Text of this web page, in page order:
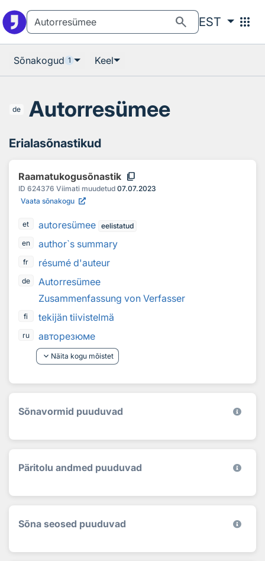
search EST apps
Sõnakogud 1 Keel
de Autorresümee
Erialasõnastikud
Raamatukogusõnastik content_copy
ID 624376 Viimati muudetud 07.07.2023
Vaata sõnakogu
et autoresümee eelistatud
en
author`s summary
fr résumé d'auteur
de
Autorresümee
Zusammenfassung von Verfasser
fi tekijän tiivistelmä
ru
авторезюме
keyboard_arrow_down Näita kogu mõistet
Sõnavormid puuduvad
Päritolu andmed puuduvad
Sõna seosed puuduvad